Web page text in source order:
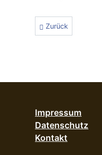
Vorheriger Beitrag:
Zurück
Impressum
Datenschutz
Kontakt